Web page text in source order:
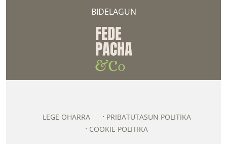
BIDELAGUN
LEGE OHARRA
PRIBATUTASUN POLITIKA
COOKIE POLITIKA